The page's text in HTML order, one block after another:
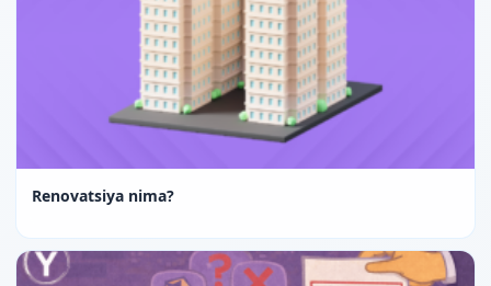
Renovatsiya nima?